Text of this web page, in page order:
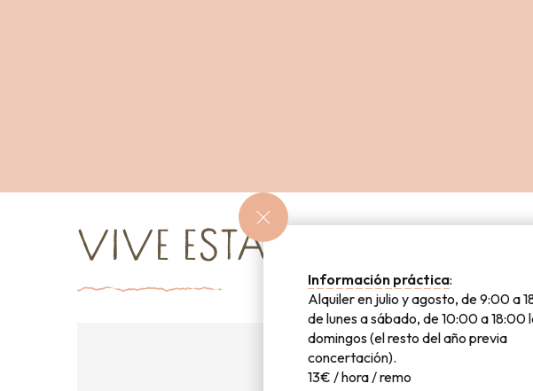
Información práctica:
Alquiler en julio y agosto, de 9:00 a
de lunes a sábado, de 10:00 a 18:00
domingos (el resto del año previa
concertación).
13€ / hora / remo
VIVE ESTA EXPERIENCIA